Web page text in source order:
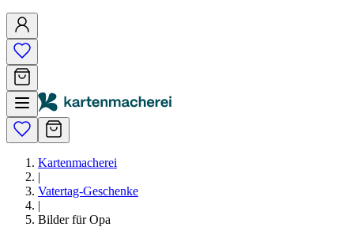
Kartenmacherei
|
Vatertag-Geschenke
|
Bilder für Opa